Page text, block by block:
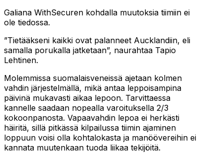
Galiana WithSecuren kohdalla muutoksia tiimiin ei
ole tiedossa.
”Tietääkseni kaikki ovat palanneet Aucklandiin, eli
samalla porukalla jatketaan”, naurahtaa Tapio
Lehtinen.
Molemmissa suomalaisveneissä ajetaan kolmen
vahdin järjestelmällä, mikä antaa leppoisampina
päivinä mukavasti aikaa lepoon. Tarvittaessa
kannelle saadaan nopealla varoituksella 2/3
kokoonpanosta. Vapaavahdin lepoa ei herkästi
häiritä, sillä pitkässä kilpailussa tiimin ajaminen
loppuun voisi olla kohtalokasta ja manöövereihin ei
kannata muutenkaan tuoda liikaa tekijöitä.